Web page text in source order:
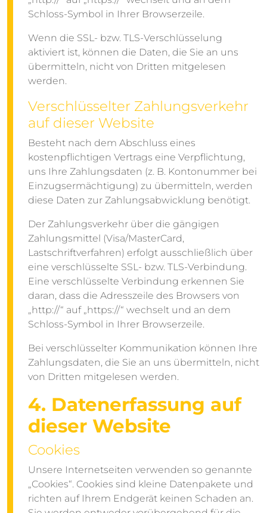
Schloss-Symbol in Ihrer Browserzeile.
Wenn die SSL- bzw. TLS-Verschlüsselung
aktiviert ist, können die Daten, die Sie an uns
übermitteln, nicht von Dritten mitgelesen
werden.
Verschlüsselter Zahlungsverkehr
auf dieser Website
Besteht nach dem Abschluss eines
kostenpflichtigen Vertrags eine Verpflichtung,
uns Ihre Zahlungsdaten (z. B. Kontonummer bei
Einzugsermächtigung) zu übermitteln, werden
diese Daten zur Zahlungsabwicklung benötigt.
Der Zahlungsverkehr über die gängigen
Zahlungsmittel (Visa/MasterCard,
Lastschriftverfahren) erfolgt ausschließlich über
eine verschlüsselte SSL- bzw. TLS-Verbindung.
Eine verschlüsselte Verbindung erkennen Sie
daran, dass die Adresszeile des Browsers von
„http://“ auf „https://“ wechselt und an dem
Schloss-Symbol in Ihrer Browserzeile.
Bei verschlüsselter Kommunikation können Ihre
Zahlungsdaten, die Sie an uns übermitteln, nicht
von Dritten mitgelesen werden.
4. Datenerfassung auf
dieser Website
Cookies
Unsere Internetseiten verwenden so genannte
„Cookies“. Cookies sind kleine Datenpakete und
richten auf Ihrem Endgerät keinen Schaden an.